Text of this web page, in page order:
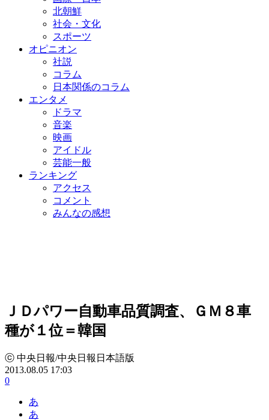
北朝鮮
社会・文化
スポーツ
オピニオン
社説
コラム
日本関係のコラム
エンタメ
ドラマ
音楽
映画
アイドル
芸能一般
ランキング
アクセス
コメント
みんなの感想
ＪＤパワー自動車品質調査、ＧＭ８車
種が１位＝韓国
ⓒ 中央日報/中央日報日本語版
2013.08.05 17:03
0
あ
あ